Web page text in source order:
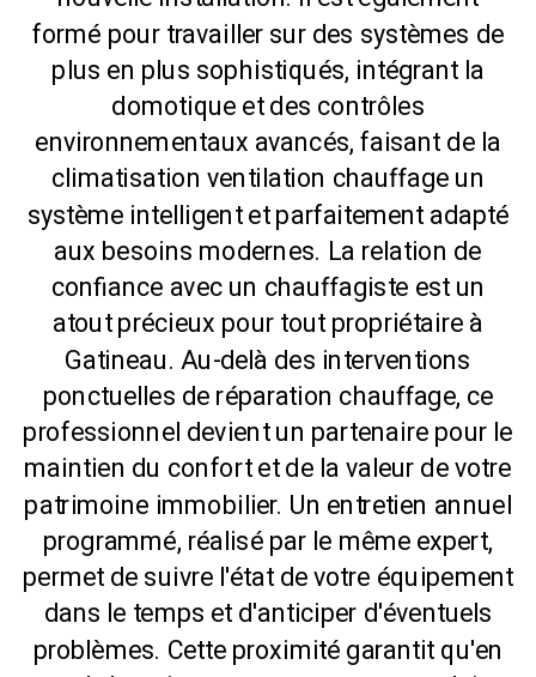
formé pour travailler sur des systèmes de
plus en plus sophistiqués, intégrant la
domotique et des contrôles
environnementaux avancés, faisant de la
climatisation ventilation chauffage un
système intelligent et parfaitement adapté
aux besoins modernes. La relation de
confiance avec un chauffagiste est un
atout précieux pour tout propriétaire à
Gatineau. Au-delà des interventions
ponctuelles de réparation chauffage, ce
professionnel devient un partenaire pour le
maintien du confort et de la valeur de votre
patrimoine immobilier. Un entretien annuel
programmé, réalisé par le même expert,
permet de suivre l'état de votre équipement
dans le temps et d'anticiper d'éventuels
problèmes. Cette proximité garantit qu'en